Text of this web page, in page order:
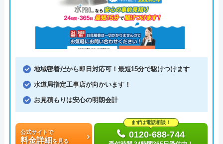
地域密着だから即日対応可！最短15分で駆けつけます
水道局指定工事店が向かいます！
お見積もりは安心の明朗会計
公式サイトで
料金詳細を見る
まずは電話相談！
0120-688-744